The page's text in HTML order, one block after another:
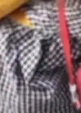
、
数据
，公
。
较...
各行
逐
只是
下，
持
网关
治
管
在开
一。
。
D
他
多
共同
Se
Vin
一轮
补
无
位全
件工